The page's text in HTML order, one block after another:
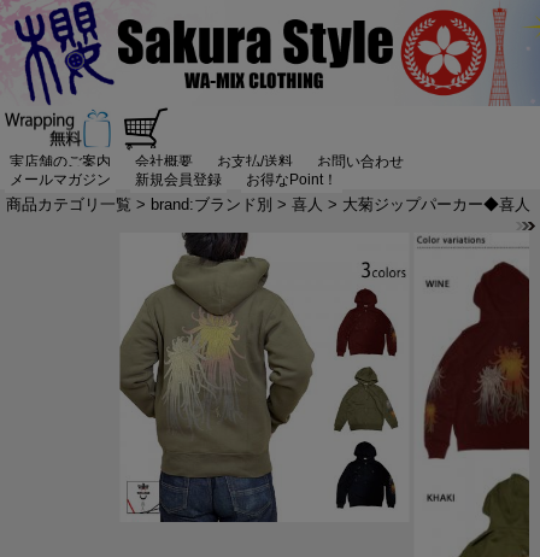
実店舗のご案内 会社概要 お支払/送料
お問い合わせ
メールマガジン
新規会員登録 お得なPoint！
商品カテゴリ一覧 > brand:ブランド別 > 喜人 > 大菊ジップパーカー◆喜人